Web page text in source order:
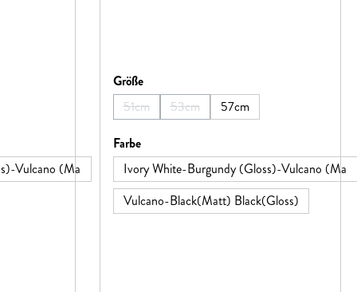
Vulcano (Ma
Größeauswählen
51cm
(Diese Option ist zurzeit nicht verfügbar.)
53cm
(Diese Option ist zurzeit nicht
57cm
Farbeauswählen
Ivory White-Burgundy (Gloss)-Vulcano (Ma
Vulcano-Black(Matt) Black(Gloss)